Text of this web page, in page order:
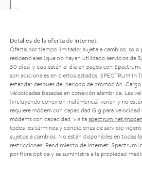
Detalles de la oferta de Internet
Oferta por tiempo limitado; sujeta a cambios; solo
residenciales (que no hayan utilizado servicios de
30 días) y que estén al día en pagos con
son adicionales en ciertos estados. SPECTRUM
estándar después del período de promoción.
Velocidades basadas en conexión alámbrica. Las
(incluyendo conexión inalámbrica) varían y no
requiere módem con capacidad Gig para velocidad
módems con capacidad, visita spectrum.net/
todos los términos y condiciones de servicio
sujetos a cambios. No están disponibles en todas
restricciones. Rendimiento de Internet: Spectrum
por fibra óptica y se suministra a la propiedad